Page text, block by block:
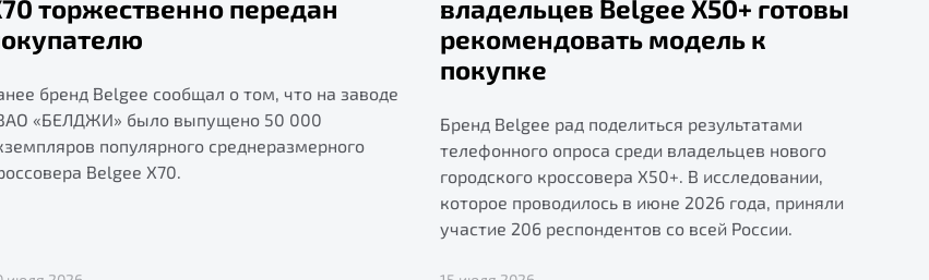
торжественно передан
бренд Belgee сообщал о том, что на заводе
«БЕЛДЖИ» было выпущено 50 000
популярного среднеразмерного
Belgee X70.
владельцев Belgee X50+ готовы
рекомендовать модель к
покупке
Бренд Belgee рад поделиться результатами
телефонного опроса среди владельцев нового
городского кроссовера X50+. В исследовании,
которое проводилось в июне 2026 года, приняли
участие 206 респондентов со всей России.